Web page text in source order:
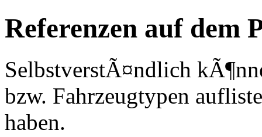
Referenzen auf dem
SelbstverstÃ¤ndlich
bzw. Fahrzeugtypen
haben.